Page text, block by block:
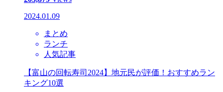
2024.01.09
まとめ
ランチ
人気記事
【富山の回転寿司2024】地元民が評価！おすすめラン
キング10選